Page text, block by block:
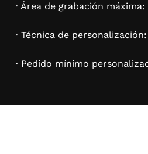
· Área de grabación máxima:
· Técnica de
· Pedido mínimo